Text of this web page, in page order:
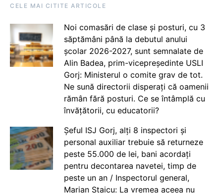
CELE MAI CITITE ARTICOLE
Noi comasări de clase și posturi, cu 3
săptămâni până la debutul anului
școlar 2026-2027, sunt semnalate de
Alin Badea, prim-vicepreședinte USLI
Gorj: Ministerul o comite grav de tot.
Ne sună directorii disperați că oamenii
rămân fără posturi. Ce se întâmplă cu
învățătorii, cu educatorii?
Șeful ISJ Gorj, alți 8 inspectori și
personal auxiliar trebuie să returneze
peste 55.000 de lei, bani acordați
pentru decontarea navetei, timp de
peste un an / Inspectorul general,
Marian Staicu: La vremea aceea nu